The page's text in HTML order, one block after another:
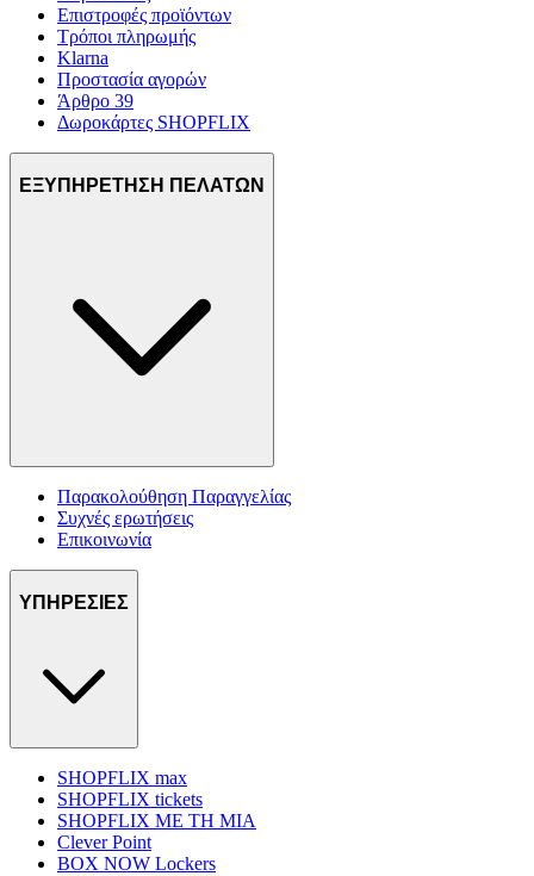
Επιστροφές προϊόντων
Τρόποι πληρωμής
Klarna
Προστασία αγορών
Άρθρο 39
Δωροκάρτες SHOPFLIX
ΕΞΥΠΗΡΕΤΗΣΗ ΠΕΛΑΤΩΝ
Παρακολούθηση Παραγγελίας
Συχνές ερωτήσεις
Επικοινωνία
ΥΠΗΡΕΣΙΕΣ
SHOPFLIX max
SHOPFLIX tickets
SHOPFLIX ΜΕ ΤΗ ΜΙΑ
Clever Point
BOX NOW Lockers